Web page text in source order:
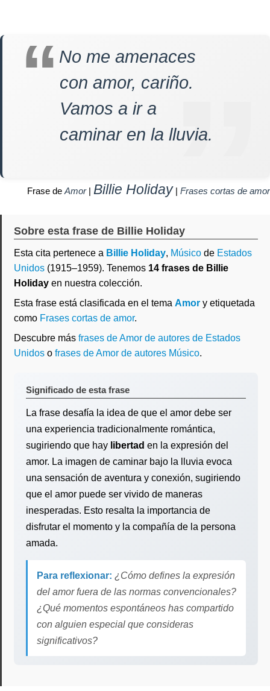
No me amenaces
con amor, cariño.
Vamos a ir a
caminar en la lluvia.
Frase de Amor| Billie Holiday | Frases cortas de amor
Sobre esta frase de Billie Holiday
Esta cita pertenece a Billie Holiday, Músico de Estados
Unidos (1915–1959). Tenemos 14 frases de Billie
Holiday en nuestra colección.
Esta frase está clasificada en el tema Amor y etiquetada
como Frases cortas de amor.
Descubre más frases de Amor de autores de Estados
Unidos o frases de Amor de autores Músico.
Significado de esta frase
La frase desafía la idea de que el amor debe ser
una experiencia tradicionalmente romántica,
sugiriendo que hay libertad en la expresión del
amor. La imagen de caminar bajo la lluvia evoca
una sensación de aventura y conexión, sugiriendo
que el amor puede ser vivido de maneras
inesperadas. Esto resalta la importancia de
disfrutar el momento y la compañía de la persona
amada.
Para reflexionar: ¿Cómo defines la expresión
del amor fuera de las normas convencionales?
¿Qué momentos espontáneos has compartido
con alguien especial que consideras
significativos?